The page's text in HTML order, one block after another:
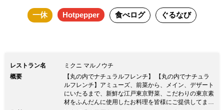
はこちら http://www.mikuni-
一休 Hotpepper 食べログ ぐるなび
レストラン名
ミクニ マルノウチ
概要
【丸の内でナチュラルフレンチ】 【丸の内でナチュラ
ルフレンチ】アミューズ、前菜から、メイン、デザート
にいたるまで、新鮮な江戸東京野菜、こだわりの東京素
材をふんだんに使用したお料理を皆様にご提供してまい